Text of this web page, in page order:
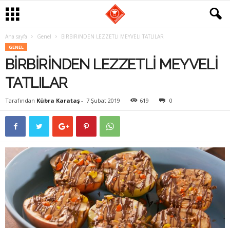
Ana sayfa Genel BİRBİRİNDEN LEZZETLİ MEYVELİ TATLILAR
GENEL
BİRBİRİNDEN LEZZETLİ MEYVELİ
TATLILAR
Tarafından Kübra Karataş - 7 Şubat 2019 619 0